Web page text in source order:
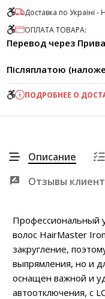
Доставка по Українї -
ОПЛАТА ТОВАРА:
Перевод через
Післяплатою
ПОДРОБНЕЕ О
Описание
Отзывы
Профессиональный
волос HairMaster
закругление,
выпрямления, но и
оснащен важной и
автоотключения, с